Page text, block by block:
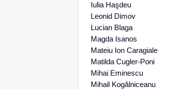
Iulia Haşdeu
Leonid Dimov
Lucian Blaga
Magda Isanos
Mateiu Ion Caragiale
Matilda Cugler-Poni
Mihai Eminescu
Mihail Kogălniceanu